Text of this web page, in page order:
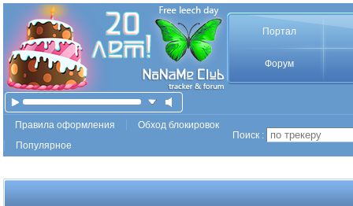
Портал
Форум
Правила оформления
Обход блокировок
Популярное
Поиск :